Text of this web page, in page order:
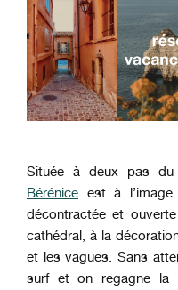
Située à deux pas
Bérénice est à
décontractée et
cathédral, à la
et les vagues. Sans
surf et on regagne la